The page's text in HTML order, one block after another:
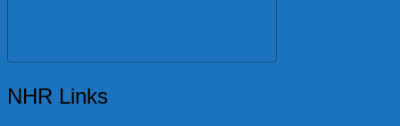
NHR Links